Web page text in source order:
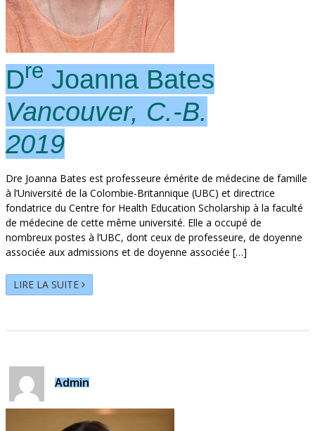
Dre Joanna Bates
Vancouver, C.-B.
2019
Dre Joanna Bates est professeure émérite de médecine de famille
à l’Université de la Colombie-Britannique (UBC) et directrice
fondatrice du Centre for Health Education Scholarship à la faculté
de médecine de cette même université. Elle a occupé de
nombreux postes à l’UBC, dont ceux de professeure, de doyenne
associée aux admissions et de doyenne associée […]
LIRE LA SUITE
Admin